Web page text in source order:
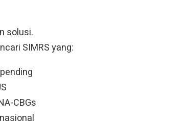
solusi.
SIMRS yang:
CBGs